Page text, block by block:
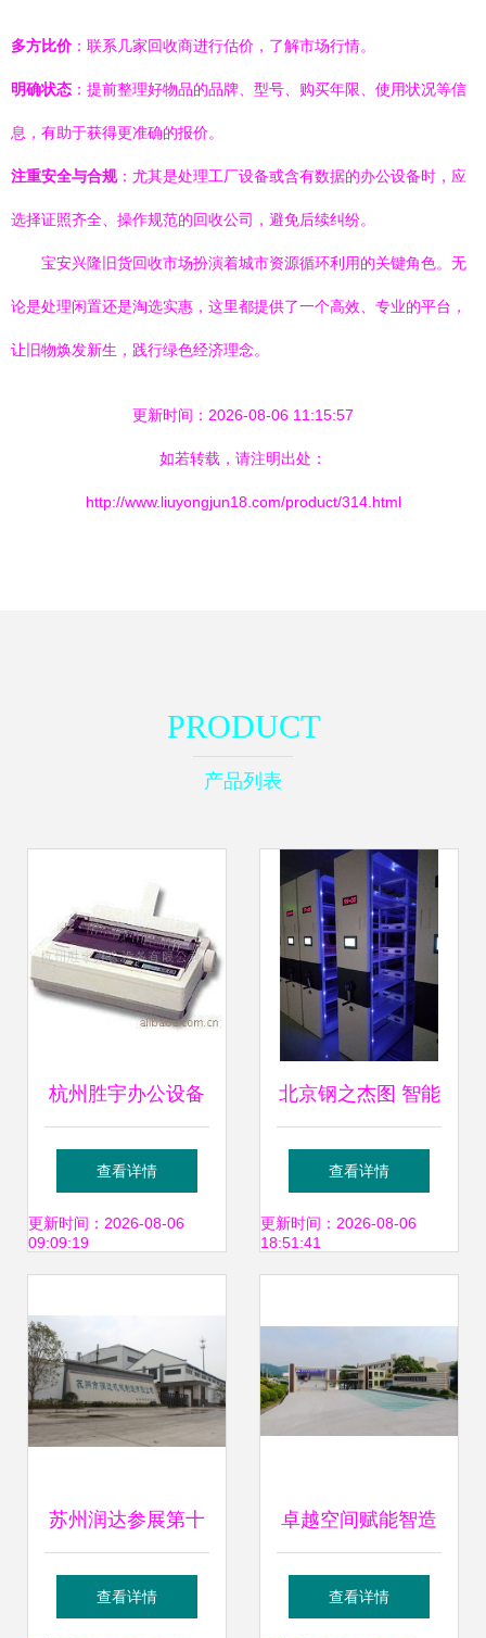
多方比价：联系几家回收商进行估价，了解市场行情。
明确状态 ：提前整理好物品的品牌、型号、购买年限、使用状况等信
息，有助于获得更准确的报价。
注重安全与合规：尤其是处理工厂设备或含有数据的办公设备时，应
选择证照齐全、操作规范的回收公司，避免后续纠纷。
宝安兴隆旧货回收市场扮演着城市资源循环利用的关键角色。无
论是处理闲置还是淘选实惠，这里都提供了一个高效、专业的平台，
让旧物焕发新生，践行绿色经济理念。
更新时间：2026-08-06 11:15:57
如若转载，请注明出处：
http://www.liuyongjun18.com/product/314.html
PRODUCT
产品列表
杭州胜宇办公设备
针式打印机高效之
选，满足多元办公
查看详情
更新时间：2026-08-06
09:09:19
北京钢之杰图 智能
密集架厂家选择全
攻略——以六安智
备应用为例
查看详情
更新时间：2026-08-06
18:51:41
苏州润达参展第十
八届中国国际铸造
查看详情
卓越空间赋能智造
未来 威尔斯清远基
查看详情